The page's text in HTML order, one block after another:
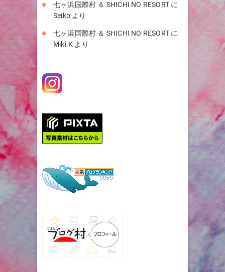
七ヶ浜国際村 ＆ SHICHI NO RESORT に
Seiko より
七ヶ浜国際村 ＆ SHICHI NO RESORT に
Miki.K より